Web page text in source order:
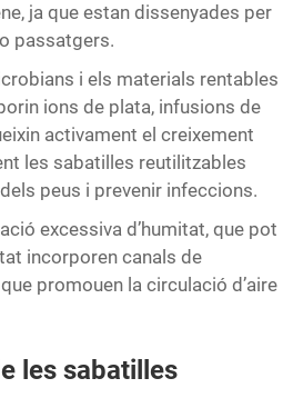
ja que estan dissenyades per
passatgers.
i els materials rentables
ions de plata, infusions de
activament el creixement
les sabatilles reutilitzables
peus i prevenir infeccions.
excessiva d’humitat, que pot
incorporen canals de
promouen la circulació d’aire
les sabatilles